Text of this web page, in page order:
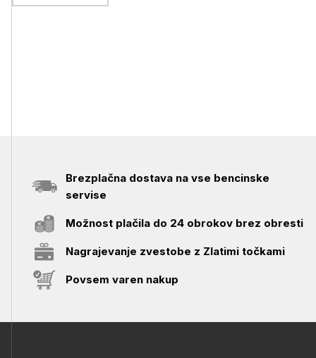
Brezplačna dostava na vse bencinske
servise
Možnost plačila do 24 obrokov brez obresti
Nagrajevanje zvestobe z Zlatimi točkami
Povsem varen nakup